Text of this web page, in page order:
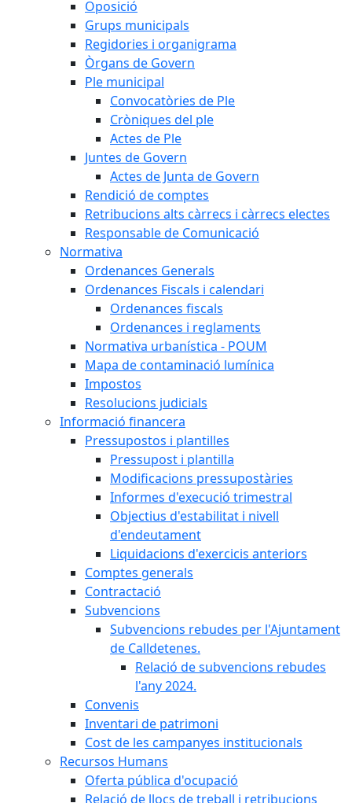
Oposició
Grups municipals
Regidories i organigrama
Òrgans de Govern
Ple municipal
Convocatòries de Ple
Cròniques del ple
Actes de Ple
Juntes de Govern
Actes de Junta de Govern
Rendició de comptes
Retribucions alts càrrecs i càrrecs electes
Responsable de Comunicació
Normativa
Ordenances Generals
Ordenances Fiscals i calendari
Ordenances fiscals
Ordenances i reglaments
Normativa urbanística - POUM
Mapa de contaminació lumínica
Impostos
Resolucions judicials
Informació financera
Pressupostos i plantilles
Pressupost i plantilla
Modificacions pressupostàries
Informes d'execució trimestral
Objectius d'estabilitat i nivell
d'endeutament
Liquidacions d'exercicis anteriors
Comptes generals
Contractació
Subvencions
Subvencions rebudes per l'Ajuntament
de Calldetenes.
Relació de subvencions rebudes
l'any 2024.
Convenis
Inventari de patrimoni
Cost de les campanyes institucionals
Recursos Humans
Oferta pública d'ocupació
Relació de llocs de treball i retribucions